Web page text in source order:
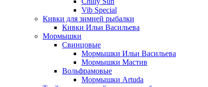
Vib Special
Кивки для зимней рыбалки
Кивки Ильи Васильева
Мормышки
Свинцовые
Мормышки Ильи Васильева
Мормышки Мастив
Вольфрамовые
Мормышки Artuda